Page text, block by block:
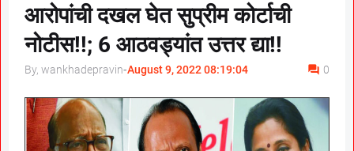
आरोपांची दखल घेत सुप्रीम कोर्टाची
नोटीस!!; 6 आठवड्यांत उत्तर द्या!!
By, wankhadepravin-August 9, 2022 08:19:04 0